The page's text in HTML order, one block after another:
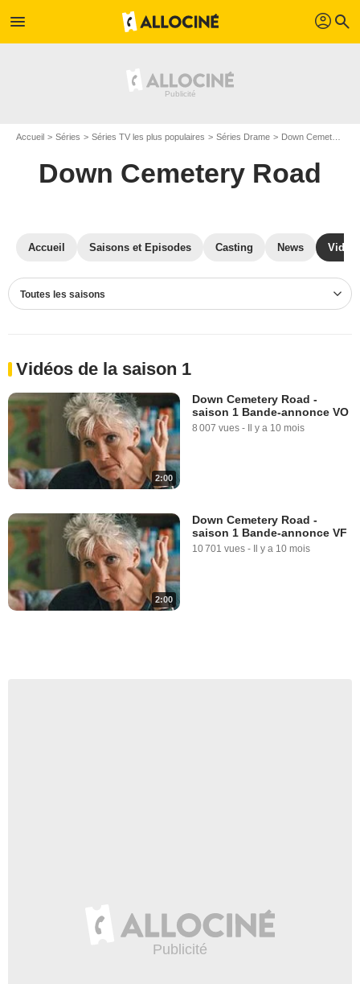
menu profil search
Accueil Séries Séries TV les plus populaires Séries Drame Down Cemetery Road
Down Cemetery Road
Accueil Saisons et Episodes Casting News
Toutes les saisons
Vidéos de la saison 1
2:00
Down Cemetery Road -
saison 1 Bande-annonce VO
8 007 vues - Il y a 10 mois
2:00
Down Cemetery Road -
saison 1 Bande-annonce VF
10 701 vues - Il y a 10 mois